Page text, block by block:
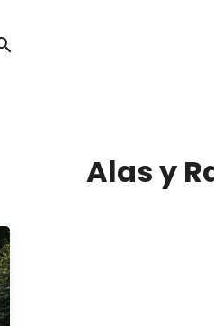
Alas y